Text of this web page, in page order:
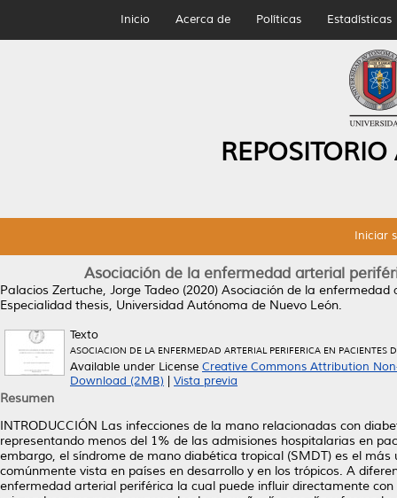
Inicio Acerca de Políticas Estadísticas
Iniciar
Asociación de la enfermedad arterial
Palacios Zertuche, Jorge Tadeo (2020) Asociación de la enfermedad
Especialidad thesis, Universidad Autónoma de Nuevo León.
Texto
ASOCIACION DE LA ENFERMEDAD ARTERIAL PERIFERICA EN
Available under License Creative Commons Attribution
Download (2MB)
Vista previa
Resumen
INTRODUCCIÓN Las infecciones de la mano relacionadas con
representando menos del 1% de las admisiones hospitalarias en
embargo, el síndrome de mano diabética tropical (SMDT) es el
comúnmente vista en países en desarrollo y en los trópicos. A
enfermedad arterial periférica la cual puede influir directamente